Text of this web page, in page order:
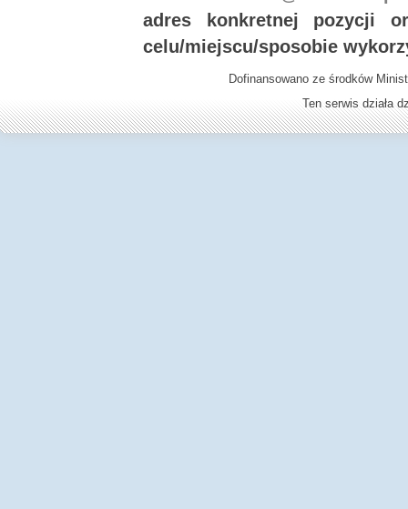
adres konkretnej pozycji
celu/miejscu/sposobie
Dofinansowano ze środków
Ten serwis działa